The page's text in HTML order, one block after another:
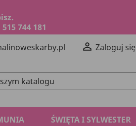
744 181
 Zaloguj się
ŚWIĘTA I SYLWESTER